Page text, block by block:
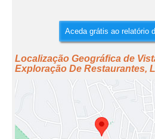
Aceda grátis ao relatório
Localização Geográfica de
Exploração De Restaurantes,